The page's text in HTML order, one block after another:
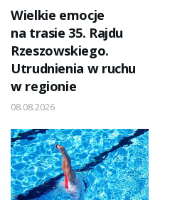
Wielkie emocje
na trasie 35. Rajdu
Rzeszowskiego.
Utrudnienia w ruchu
w regionie
08.08.2026